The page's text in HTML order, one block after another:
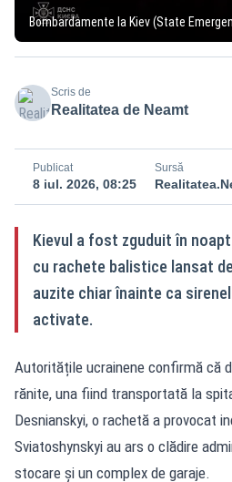
Bombardamente la Kiev (State
Scris de
Realitatea de Neamt
Publicat
8 iul. 2026, 08:25
Sursă
Kievul a fost zguduit în
cu rachete balistice lansat
auzite chiar înainte ca
activate.
Autoritățile ucrainene confirmă că
rănite, una fiind transportată la
Desnianskyi, o rachetă a provocat
Sviatoshynskyi au ars o clădire
stocare și un complex de garaje.